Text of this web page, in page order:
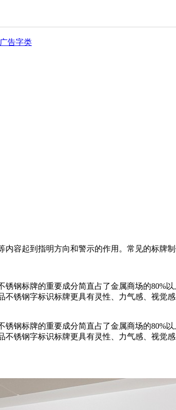
广告字类
容起到指明方向和警示的作用。常见的标牌
钢标牌的重要成分简直占了金属商场的80%
锈钢字标识标牌更具有灵性、力气感、视觉
钢标牌的重要成分简直占了金属商场的80%
锈钢字标识标牌更具有灵性、力气感、视觉